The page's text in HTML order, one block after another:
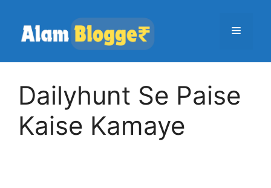
content
Menu
Dailyhunt Se Paise
Kaise Kamaye